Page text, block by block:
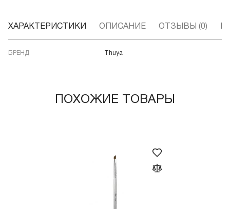
ХАРАКТЕРИСТИКИ ОПИСАНИЕ ОТЗЫВЫ (0)
БРЕНД Thuya
ПОХОЖИЕ ТОВАРЫ